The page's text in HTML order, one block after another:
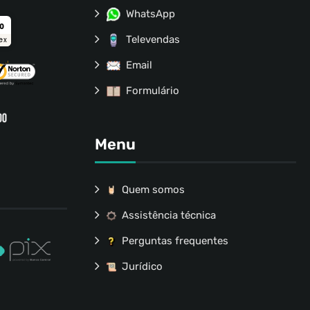
WhatsApp
Televendas
Email
Formulário
Menu
Quem somos
Assistência técnica
Perguntas frequentes
Jurídico